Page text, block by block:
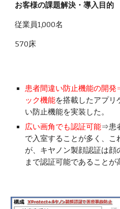
お客様の課題解決・導入目的
従業員1,000名
570床
患者間違い防止機能の開
ック機能を搭載したアプリ
い防止機能を実装した。
広い画角でも認証可能⇒患
で入室することが多く、こ
が、キヤノン製顔認証は
まで認証可能であることが